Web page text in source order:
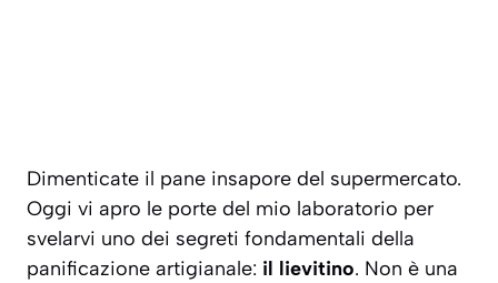
Dimenticate il pane insapore del supermercato.
Oggi vi apro le porte del mio laboratorio per
svelarvi uno dei segreti fondamentali della
panificazione artigianale: il lievitino. Non è una